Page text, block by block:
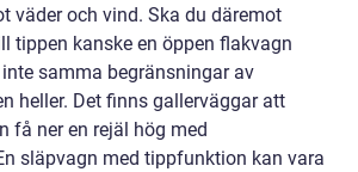
väder och vind. Ska du däremot
tippen kanske en öppen flakvagn
samma begränsningar av
heller. Det finns gallerväggar att
få ner en rejäl hög med
släpvagn med tippfunktion kan vara